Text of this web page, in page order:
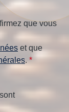
que vous
et que
. *